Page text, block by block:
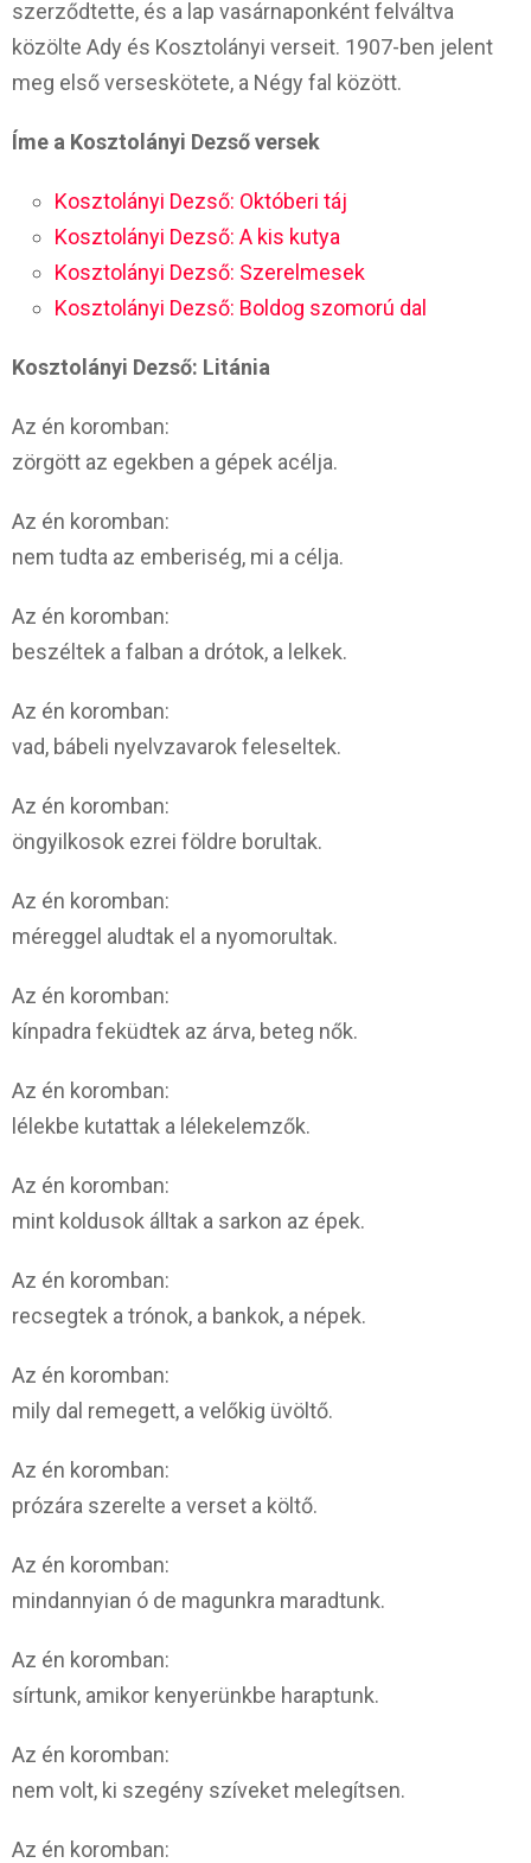
szerződtette, és a lap vasárnaponként felváltva
közölte Ady és Kosztolányi verseit. 1907-ben jelent
meg első verseskötete, a Négy fal között.
Íme a Kosztolányi Dezső versek
Kosztolányi Dezső: Októberi táj
Kosztolányi Dezső: A kis kutya
Kosztolányi Dezső: Szerelmesek
Kosztolányi Dezső: Boldog szomorú dal
Kosztolányi Dezső: Litánia
Az én koromban:
zörgött az egekben a gépek acélja.
Az én koromban:
nem tudta az emberiség, mi a célja.
Az én koromban:
beszéltek a falban a drótok, a lelkek.
Az én koromban:
vad, bábeli nyelvzavarok feleseltek.
Az én koromban:
öngyilkosok ezrei földre borultak.
Az én koromban:
méreggel aludtak el a nyomorultak.
Az én koromban:
kínpadra feküdtek az árva, beteg nők.
Az én koromban:
lélekbe kutattak a lélekelemzők.
Az én koromban:
mint koldusok álltak a sarkon az épek.
Az én koromban:
recsegtek a trónok, a bankok, a népek.
Az én koromban:
mily dal remegett, a velőkig üvöltő.
Az én koromban:
prózára szerelte a verset a költő.
Az én koromban:
mindannyian ó de magunkra maradtunk.
Az én koromban:
sírtunk, amikor kenyerünkbe haraptunk.
Az én koromban:
nem volt, ki szegény szíveket melegítsen.
Az én koromban: